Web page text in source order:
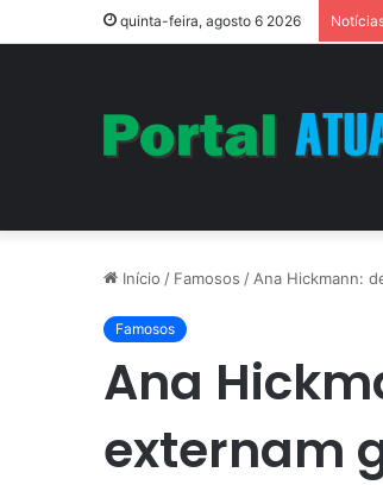
quinta-feira, agosto 6 2026
Início / Famosos / Ana Hickmann:
Famosos
Ana
externam